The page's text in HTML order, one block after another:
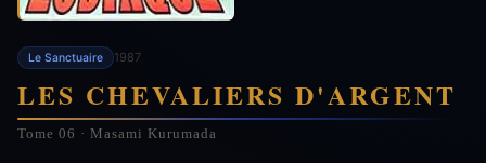
Le Sanctuaire 1987
LES CHEVALIERS D'ARGENT
Tome 06 · Masami Kurumada